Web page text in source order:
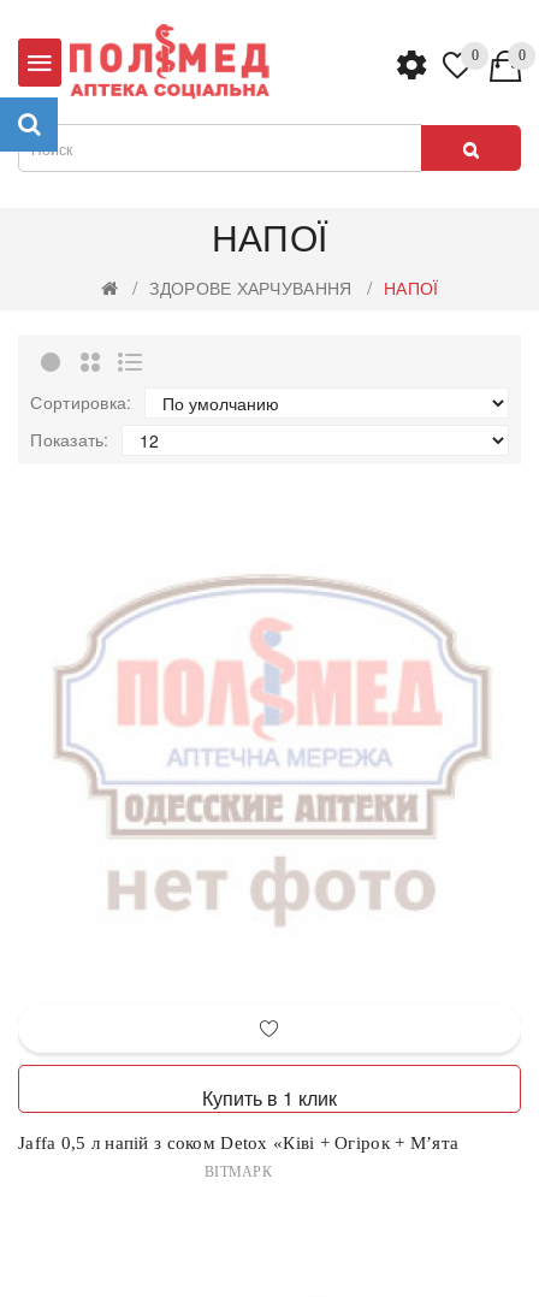
0 0
НАПОЇ
ЗДОРОВЕ ХАРЧУВАННЯ НАПОЇ
Сортировка:
Показать:
Купить в 1 клик
Jaffa 0,5 л напій з соком Detox «Ківі + Огірок + М’ята
ВІТМАРК